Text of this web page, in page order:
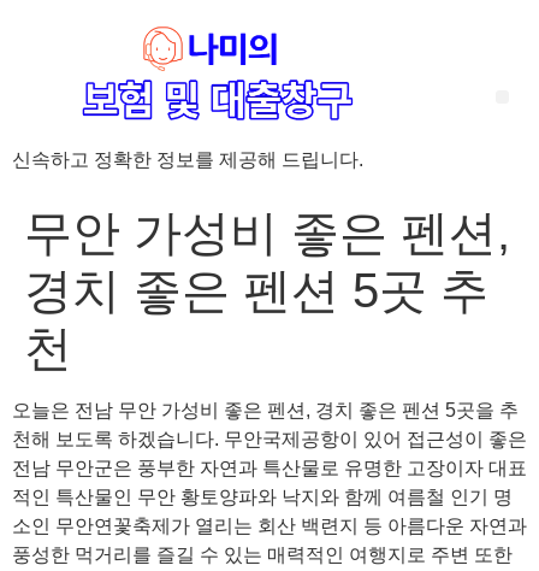
신속하고 정확한 정보를 제공해 드립니다.
무안 가성비 좋은 펜션,
경치 좋은 펜션 5곳 추
천
오늘은 전남 무안 가성비 좋은 펜션, 경치 좋은 펜션 5곳을 추
천해 보도록 하겠습니다. 무안국제공항이 있어 접근성이 좋은
전남 무안군은 풍부한 자연과 특산물로 유명한 고장이자 대표
적인 특산물인 무안 황토양파와 낙지와 함께 여름철 인기 명
소인 무안연꽃축제가 열리는 회산 백련지 등 아름다운 자연과
풍성한 먹거리를 즐길 수 있는 매력적인 여행지로 주변 또한